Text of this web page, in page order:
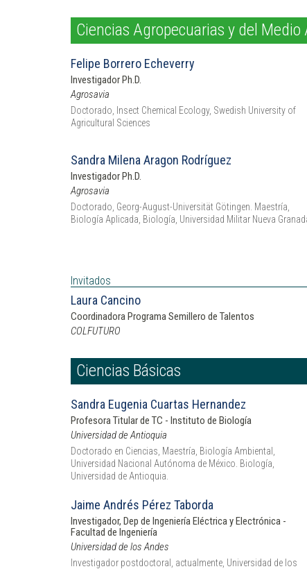
Ciencias Agropecuarias y del
Felipe Borrero Echeverry
Investigador Ph.D.
Agrosavia
Doctorado, Insect Chemical Ecology, Swedish University of
Agricultural Sciences
Sandra Milena Aragon Rodríguez
Investigador Ph.D.
Agrosavia
Doctorado, Georg-August-Universität Götingen. Maestría,
Biología Aplicada, Biología, Universidad Militar Nueva
Invitados
Laura Cancino
Coordinadora Programa Semillero de Talentos
COLFUTURO
Ciencias Básicas
Sandra Eugenia Cuartas Hernandez
Profesora Titular de TC - Instituto de Biología
Universidad de Antioquia
Doctorado en Ciencias, Maestría, Biología Ambiental,
Universidad Nacional Autónoma de México. Biología,
Universidad de Antioquia.
Jaime Andrés Pérez Taborda
Investigador, Dep de Ingeniería Eléctrica y Electrónica -
Facultad de Ingeniería
Universidad de los Andes
Investigador postdoctoral, actualmente, Universidad de los